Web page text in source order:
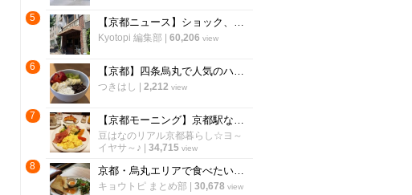
5 【京都ニュース】ショック、残念の声広がる 出町の老舗喫茶が6月下旬閉店へ
Kyotopi 編集部 60,206 view
6 【京都】四条烏丸で人気のハワイアンカフェ！話題のアサイーボウルも「エッグスシングス」
つきはし 2,212 view
7 【京都モーニング】京都駅ならココが空いてる！京都を代表する老舗喫茶『イノダコーヒ』
豆はなのリアル京都暮らし☆ヨ～
イヤサ～♪
34,715 view
8 京都・烏丸エリアで食べたい「絶品モーニング厳選６店」朝から京都を満喫しよう！【まとめ】
キョウトピ まとめ部 30,678 view